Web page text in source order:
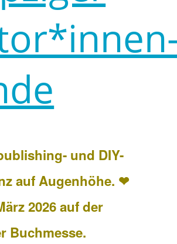
und DIY-
auf Augenhöhe. ❤
2026 auf der
Buchmesse.